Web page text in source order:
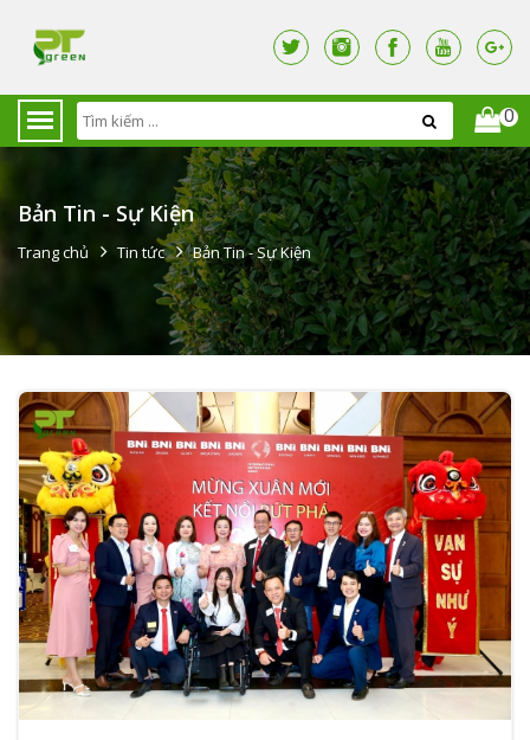
0
Bản Tin - Sự Kiện
Trang chủ Tin tức Bản Tin - Sự Kiện